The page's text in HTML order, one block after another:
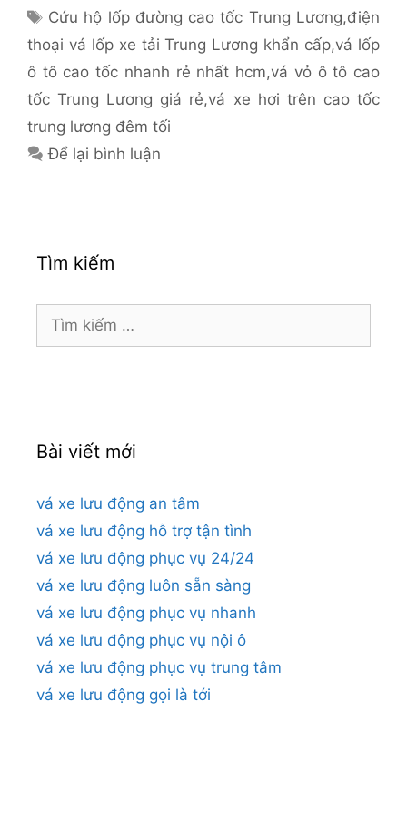
Thẻ
Cứu hộ lốp đường cao tốc Trung Lương,điện
thoại vá lốp xe tải Trung Lương khẩn cấp,vá lốp
ô tô cao tốc nhanh rẻ nhất hcm,vá vỏ ô tô cao
tốc Trung Lương giá rẻ,vá xe hơi trên cao tốc
trung lương đêm tối
Để lại bình luận
Tìm kiếm
Tìm
kiếm
Bài viết mới
vá xe lưu động an tâm
vá xe lưu động hỗ trợ tận tình
vá xe lưu động phục vụ 24/24
vá xe lưu động luôn sẵn sàng
vá xe lưu động phục vụ nhanh
vá xe lưu động phục vụ nội ô
vá xe lưu động phục vụ trung tâm
vá xe lưu động gọi là tới